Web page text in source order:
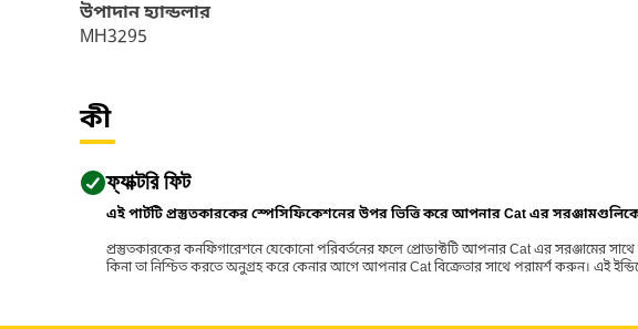
উপাদান হ্যান্ডলার
MH3295
কী
ফ্যাক্টরি ফিট
এই পার্টটি প্রস্তুতকারকের স্পেসিফিকেশনের উপর ভিত্তি করে আপনার Cat এর
প্রস্তুতকারকের কনফিগারেশনে যেকোনো পরিবর্তনের ফলে প্রোডাক্টটি আপনার Cat এর সরঞ্জামের
কিনা তা নিশ্চিত করতে অনুগ্রহ করে কেনার আগে আপনার Cat বিক্রেতার সাথে পরামর্শ করুন। এই